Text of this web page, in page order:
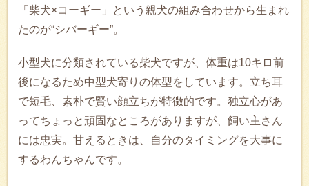
「柴犬×コーギー」という親犬の組み合わせから生まれ
たのが“シバーギー”。
小型犬に分類されている柴犬ですが、体重は10キロ前
後になるため中型犬寄りの体型をしています。立ち耳
で短毛、素朴で賢い顔立ちが特徴的です。独立心があ
ってちょっと頑固なところがありますが、飼い主さん
には忠実。甘えるときは、自分のタイミングを大事に
するわんちゃんです。